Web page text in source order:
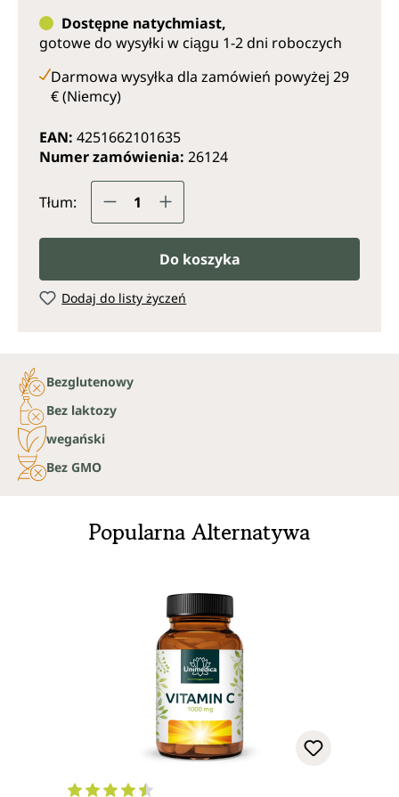
Dostępne natychmiast,
gotowe do wysyłki w ciągu 1-2 dni roboczych
Darmowa wysyłka dla zamówień powyżej 29
€ (Niemcy)
EAN: 4251662101635
Numer zamówienia: 26124
Tłum: Ilość produktu: Wprowadź
Do koszyka
Dodaj do listy życzeń
Bezglutenowy
Bez laktozy
wegański
Bez GMO
Popularna Alternatywa